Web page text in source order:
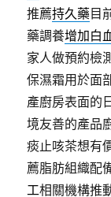
推薦持久藥目
藥調養增加白
家人做預約檢
保濕霜用於面
產廚房表面的
境友善的產品
痰止咳茶想有
薦脂肪組織配
工相關機構推